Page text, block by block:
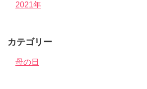
2021年
カテゴリー
母の日